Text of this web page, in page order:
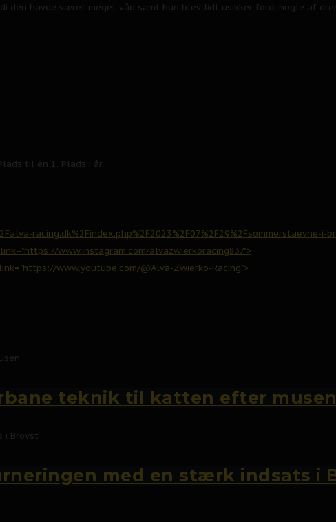
den havde været meget våd samt hun blev lidt usikker fordi nogle af
til en 1. Plads i år.
www.instagram.com/alvazwierkoracing83/">
www.youtube.com/@Alva-Zwierko-Racing">
teknik til katten efter musen
med en stærk indsats i